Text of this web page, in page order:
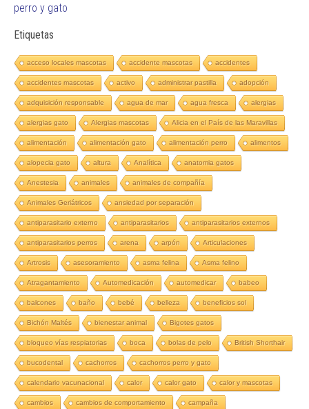
perro y gato
Etiquetas
acceso locales mascotas accidente mascotas accidentes
accidentes mascotas activo administrar pastilla adopción
adquisición responsable agua de mar agua fresca alergias
alergias gato Alergias mascotas Alicia en el País de las Maravillas
alimentación alimentación gato alimentación perro alimentos
alopecia gato altura Analítica anatomia gatos
Anestesia animales animales de compañía
Animales Geriátricos ansiedad por separación
antiparasitario externo antiparasitarios antiparasitarios externos
antiparasitarios perros arena arpón Articulaciones
Artrosis asesoramiento asma felina Asma felino
Atragantamiento Automedicación automedicar babeo
balcones baño bebé belleza beneficios sol
Bichón Maltés bienestar animal Bigotes gatos
bloqueo vías respiatorias boca bolas de pelo British Shorthair
bucodental cachorros cachorros perro y gato
calendario vacunacional calor calor gato calor y mascotas
cambios cambios de comportamiento campaña